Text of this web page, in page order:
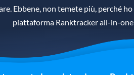
Ebbene, non temete più, perché
piattaforma Ranktracker all-in-one